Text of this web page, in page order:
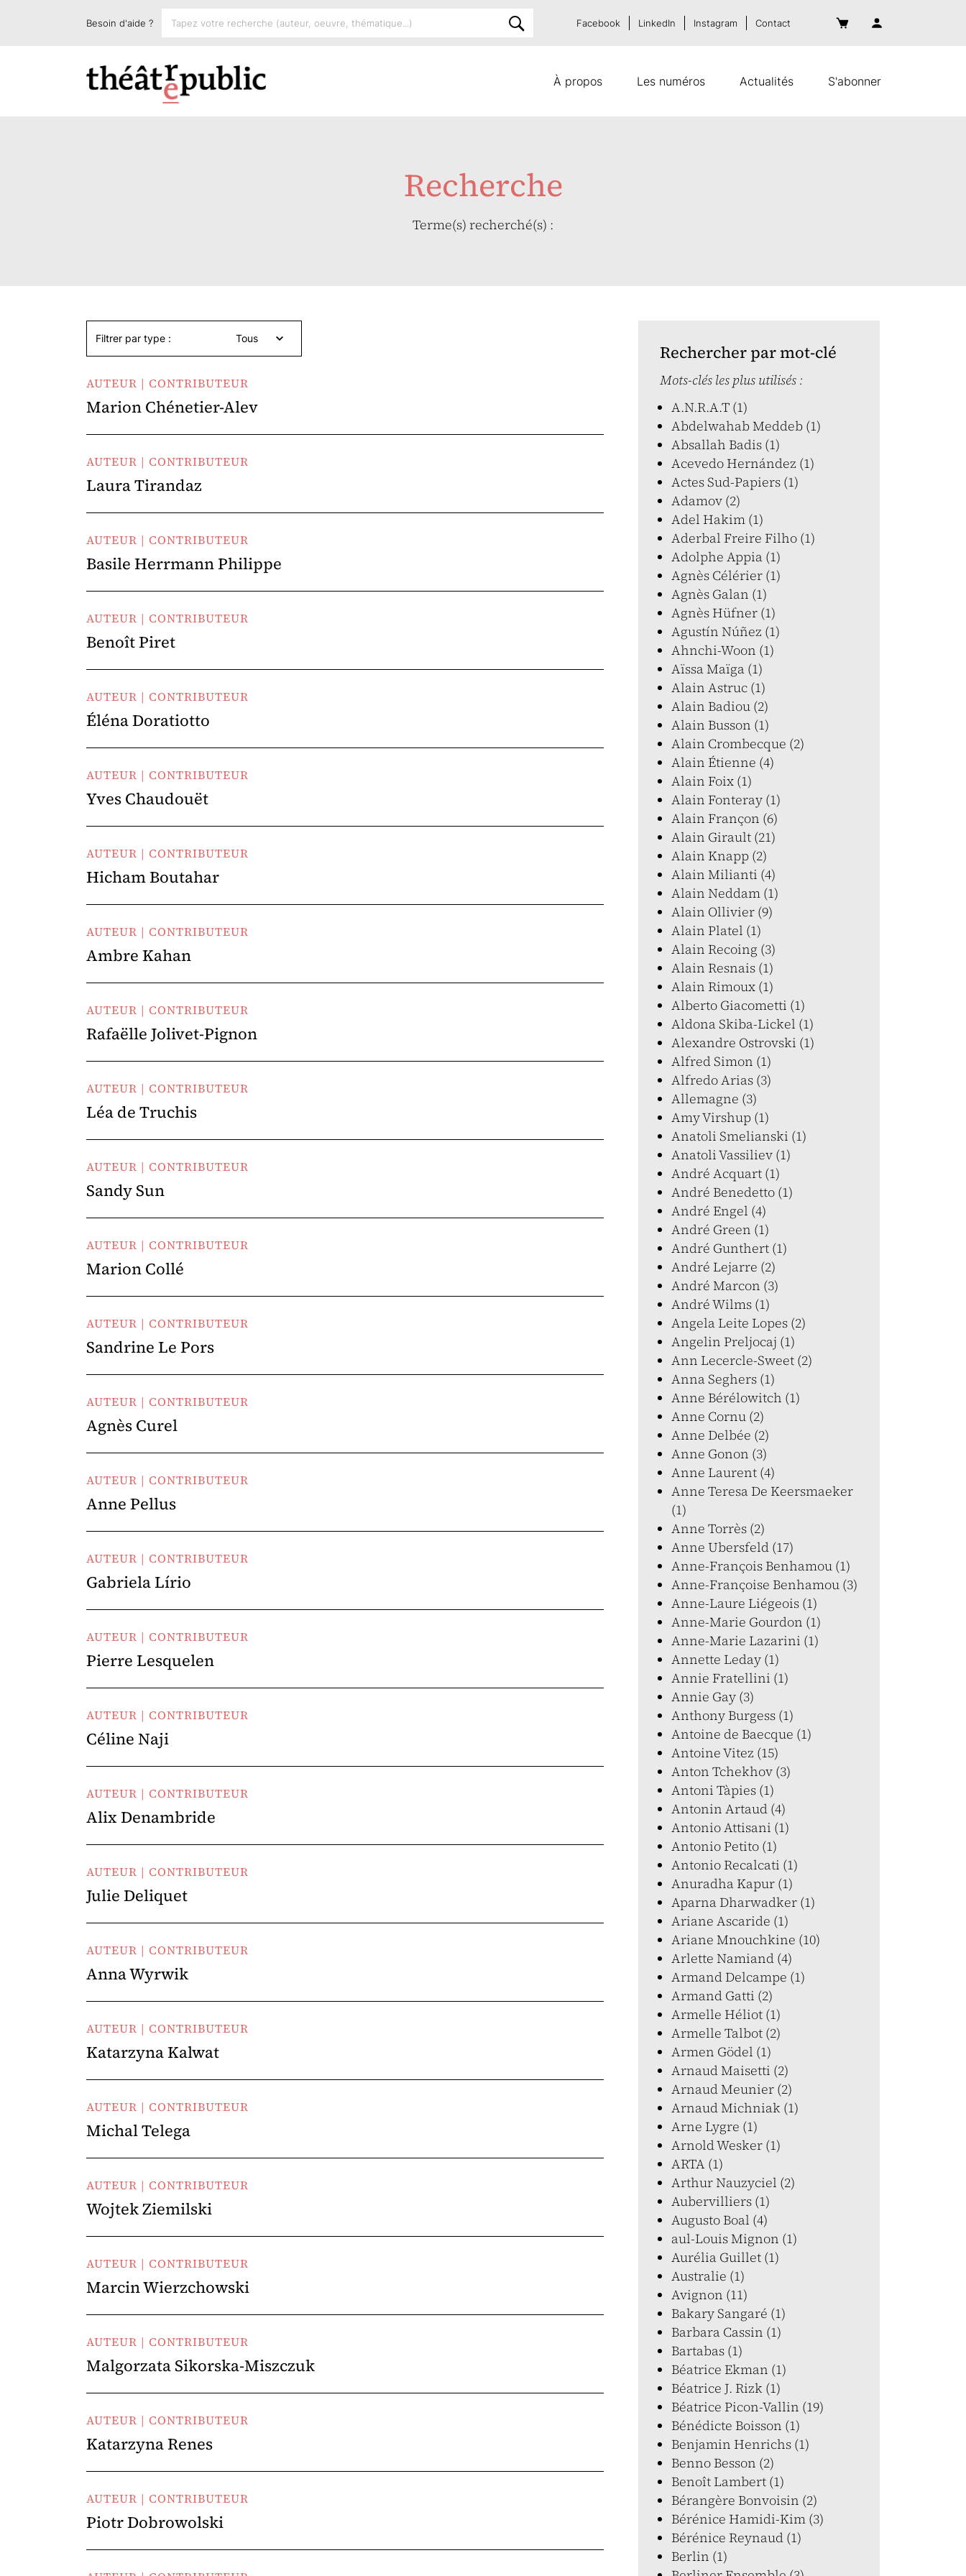
À propos Les numéros Actualités S'abonner
Besoin d'aide ? Facebook LinkedIn Instagram Contact
Recherche
Terme(s) recherché(s) :
Filtrer par type : Tous
AUTEUR | CONTRIBUTEUR
Marion Chénetier-Alev
AUTEUR | CONTRIBUTEUR
Laura Tirandaz
AUTEUR | CONTRIBUTEUR
Basile Herrmann Philippe
AUTEUR | CONTRIBUTEUR
Benoît Piret
AUTEUR | CONTRIBUTEUR
Éléna Doratiotto
AUTEUR | CONTRIBUTEUR
Yves Chaudouët
AUTEUR | CONTRIBUTEUR
Hicham Boutahar
AUTEUR | CONTRIBUTEUR
Ambre Kahan
AUTEUR | CONTRIBUTEUR
Rafaëlle Jolivet-Pignon
AUTEUR | CONTRIBUTEUR
Léa de Truchis
AUTEUR | CONTRIBUTEUR
Sandy Sun
AUTEUR | CONTRIBUTEUR
Marion Collé
AUTEUR | CONTRIBUTEUR
Sandrine Le Pors
AUTEUR | CONTRIBUTEUR
Agnès Curel
AUTEUR | CONTRIBUTEUR
Anne Pellus
AUTEUR | CONTRIBUTEUR
Gabriela Lírio
AUTEUR | CONTRIBUTEUR
Pierre Lesquelen
AUTEUR | CONTRIBUTEUR
Céline Naji
AUTEUR | CONTRIBUTEUR
Alix Denambride
AUTEUR | CONTRIBUTEUR
Julie Deliquet
AUTEUR | CONTRIBUTEUR
Anna Wyrwik
AUTEUR | CONTRIBUTEUR
Katarzyna Kalwat
AUTEUR | CONTRIBUTEUR
Michal Telega
AUTEUR | CONTRIBUTEUR
Wojtek Ziemilski
AUTEUR | CONTRIBUTEUR
Marcin Wierzchowski
AUTEUR | CONTRIBUTEUR
Malgorzata Sikorska-Miszczuk
AUTEUR | CONTRIBUTEUR
Katarzyna Renes
AUTEUR | CONTRIBUTEUR
Piotr Dobrowolski
Rechercher par mot-clé
Mots-clés les plus utilisés :
A.N.R.A.T (1)
Abdelwahab Meddeb (1)
Absallah Badis (1)
Acevedo Hernández (1)
Actes Sud-Papiers (1)
Adamov (2)
Adel Hakim (1)
Aderbal Freire Filho (1)
Adolphe Appia (1)
Agnès Célérier (1)
Agnès Galan (1)
Agnès Hüfner (1)
Agustín Núñez (1)
Ahnchi-Woon (1)
Aïssa Maïga (1)
Alain Astruc (1)
Alain Badiou (2)
Alain Busson (1)
Alain Crombecque (2)
Alain Étienne (4)
Alain Foix (1)
Alain Fonteray (1)
Alain Françon (6)
Alain Girault (21)
Alain Knapp (2)
Alain Milianti (4)
Alain Neddam (1)
Alain Ollivier (9)
Alain Platel (1)
Alain Recoing (3)
Alain Resnais (1)
Alain Rimoux (1)
Alberto Giacometti (1)
Aldona Skiba-Lickel (1)
Alexandre Ostrovski (1)
Alfred Simon (1)
Alfredo Arias (3)
Allemagne (3)
Amy Virshup (1)
Anatoli Smelianski (1)
Anatoli Vassiliev (1)
André Acquart (1)
André Benedetto (1)
André Engel (4)
André Green (1)
André Gunthert (1)
André Lejarre (2)
André Marcon (3)
André Wilms (1)
Angela Leite Lopes (2)
Angelin Preljocaj (1)
Ann Lecercle-Sweet (2)
Anna Seghers (1)
Anne Bérélowitch (1)
Anne Cornu (2)
Anne Delbée (2)
Anne Gonon (3)
Anne Laurent (4)
Anne Teresa De Keersmaeker
(1)
Anne Torrès (2)
Anne Ubersfeld (17)
Anne-François Benhamou (1)
Anne-Françoise Benhamou (3)
Anne-Laure Liégeois (1)
Anne-Marie Gourdon (1)
Anne-Marie Lazarini (1)
Annette Leday (1)
Annie Fratellini (1)
Annie Gay (3)
Anthony Burgess (1)
Antoine de Baecque (1)
Antoine Vitez (15)
Anton Tchekhov (3)
Antoni Tàpies (1)
Antonin Artaud (4)
Antonio Attisani (1)
Antonio Petito (1)
Antonio Recalcati (1)
Anuradha Kapur (1)
Aparna Dharwadker (1)
Ariane Ascaride (1)
Ariane Mnouchkine (10)
Arlette Namiand (4)
Armand Delcampe (1)
Armand Gatti (2)
Armelle Héliot (1)
Armelle Talbot (2)
Armen Gödel (1)
Arnaud Maisetti (2)
Arnaud Meunier (2)
Arnaud Michniak (1)
Arne Lygre (1)
Arnold Wesker (1)
ARTA (1)
Arthur Nauzyciel (2)
Aubervilliers (1)
Augusto Boal (4)
aul-Louis Mignon (1)
Aurélia Guillet (1)
Australie (1)
Avignon (11)
Bakary Sangaré (1)
Barbara Cassin (1)
Bartabas (1)
Béatrice Ekman (1)
Béatrice J. Rizk (1)
Béatrice Picon-Vallin (19)
Bénédicte Boisson (1)
Benjamin Henrichs (1)
Benno Besson (2)
Benoît Lambert (1)
Bérangère Bonvoisin (2)
Bérénice Hamidi-Kim (3)
Bérénice Reynaud (1)
Berlin (1)